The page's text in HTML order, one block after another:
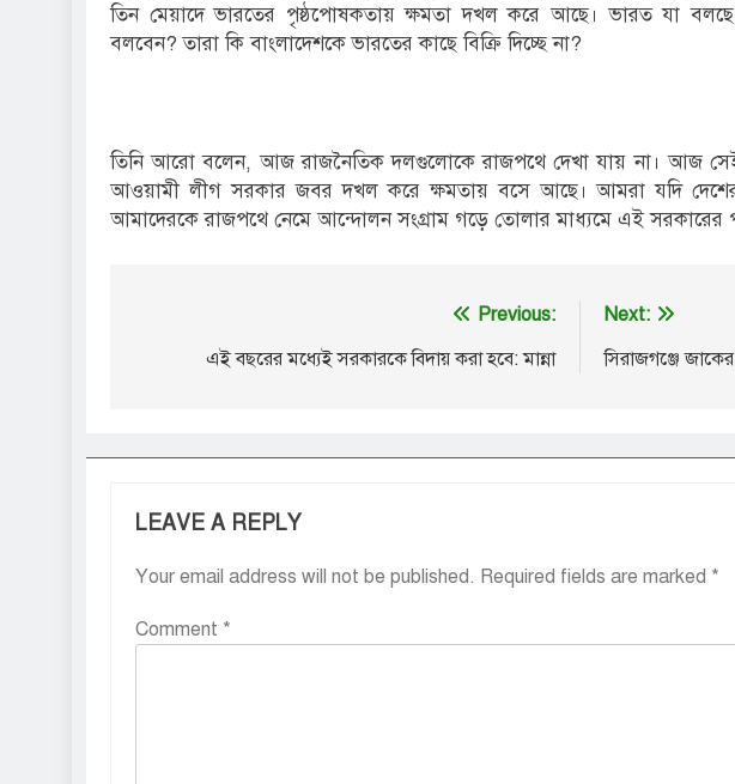
তিন মেয়াদে ভারতের পৃষ্ঠপোষকতায় ক্ষমতা দখল করে আছে। ভারত যা
বলবেন? তারা কি বাংলাদেশকে ভারতের কাছে বিক্রি দিচ্ছে না?
তিনি আরো বলেন, আজ রাজনৈতিক দলগুলোকে রাজপথে দেখা যায় না। আজ সেই
আওয়ামী লীগ সরকার জবর দখল করে ক্ষমতায় বসে আছে। আমরা যদি দেশের
আমাদেরকে রাজপথে নেমে আন্দোলন সংগ্রাম গড়ে তোলার মাধ্যমে এই সরকারের
navigation
Previous:
এই বছরের মধ্যেই সরকারকে বিদায় করা হবে: মান্না
Next:
সিরাজগঞ্জে
LEAVE A REPLY
Your email address will not be published. Required fields are marked *
Comment *